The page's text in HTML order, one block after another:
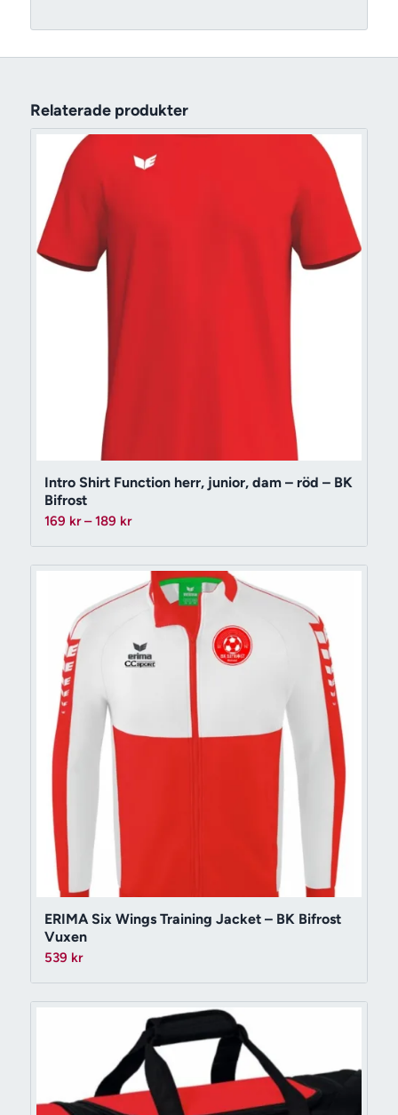
Relaterade produkter
Intro Shirt Function herr, junior, dam – röd – BK
Bifrost
169 kr – 189 krPrisintervall:
till
189 kr
ERIMA Six Wings Training Jacket – BK Bifrost
Vuxen
539 kr